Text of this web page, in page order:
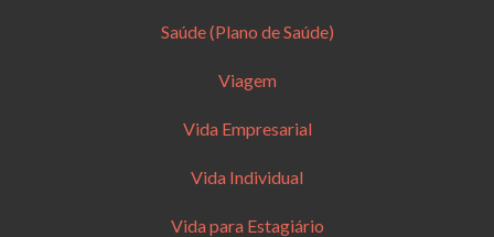
Saúde (Plano de Saúde)
Viagem
Vida Empresarial
Vida Individual
Vida para Estagiário